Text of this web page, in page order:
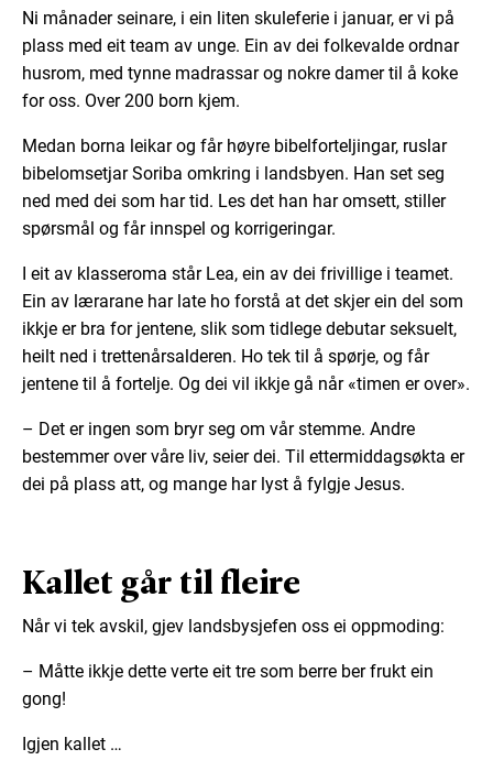
Ni månader seinare, i ein liten skuleferie i januar, er vi på
plass med eit team av unge. Ein av dei folkevalde ordnar
husrom, med tynne madrassar og nokre damer til å koke
for oss. Over 200 born kjem.
Medan borna leikar og får høyre bibelforteljingar, ruslar
bibelomsetjar Soriba omkring i landsbyen. Han set seg
ned med dei som har tid. Les det han har omsett, stiller
spørsmål og får innspel og korrigeringar.
I eit av klasseroma står Lea, ein av dei frivillige i teamet.
Ein av lærarane har late ho forstå at det skjer ein del som
ikkje er bra for jentene, slik som tidlege debutar seksuelt,
heilt ned i trettenårsalderen. Ho tek til å spørje, og får
jentene til å fortelje. Og dei vil ikkje gå når «timen er over».
– Det er ingen som bryr seg om vår stemme. Andre
bestemmer over våre liv, seier dei. Til ettermiddagsøkta er
dei på plass att, og mange har lyst å fylgje Jesus.
Kallet går til fleire
Når vi tek avskil, gjev landsbysjefen oss ei oppmoding:
– Måtte ikkje dette verte eit tre som berre ber frukt ein
gong!
Igjen kallet …